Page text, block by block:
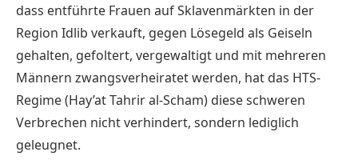
dass entführte Frauen auf Sklavenmärkten in der
Region Idlib verkauft, gegen Lösegeld als Geiseln
gehalten, gefoltert, vergewaltigt und mit mehreren
Männern zwangsverheiratet werden, hat das HTS-
Regime (Hay’at Tahrir al-Scham) diese schweren
Verbrechen nicht verhindert, sondern lediglich
geleugnet.